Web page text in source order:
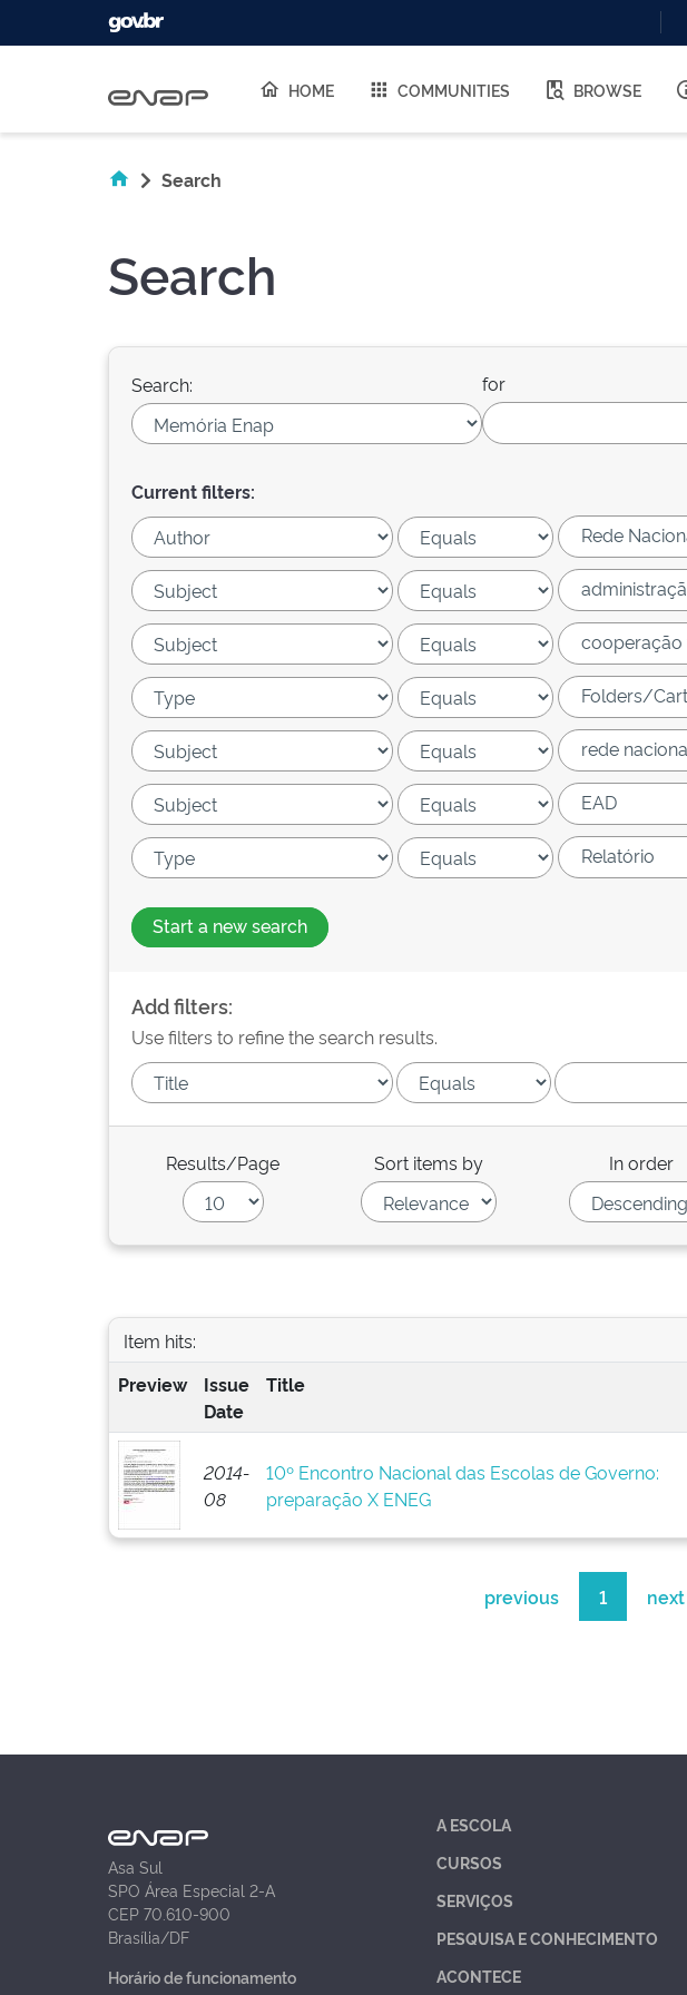
HOME COMMUNITIES BROWSE
Search
Search
Search: for
Current filters:
Start a new search
Add filters:
Use filters to refine the search results.
Results/Page Sort items by In order
Item hits:
Preview
Issue
Date
Title
2014-
08
10º Encontro Nacional das Escolas de Governo:
preparação X ENEG
previous 1 next
Asa Sul
SPO Área Especial 2-A
CEP 70.610-900
Brasília/DF
Horário de funcionamento
A ESCOLA
CURSOS
SERVIÇOS
PESQUISA E CONHECIMENTO
ACONTECE